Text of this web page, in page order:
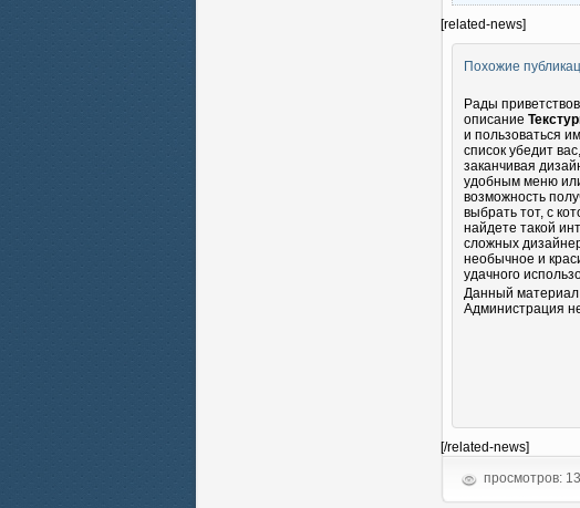
[related-news]
Похожие
Рады
описание
и пользоваться
список убедит
заканчивая
удобным меню
возможность
выбрать тот, с
найдете такой
сложных
необычное и
удачного
Данный материал
Администрация
[/related-news]
просмотров: